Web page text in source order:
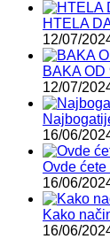
HTELA
12/07/
BAKA
12/07/
16/06/
Ovde
16/06/
Kako
16/06/